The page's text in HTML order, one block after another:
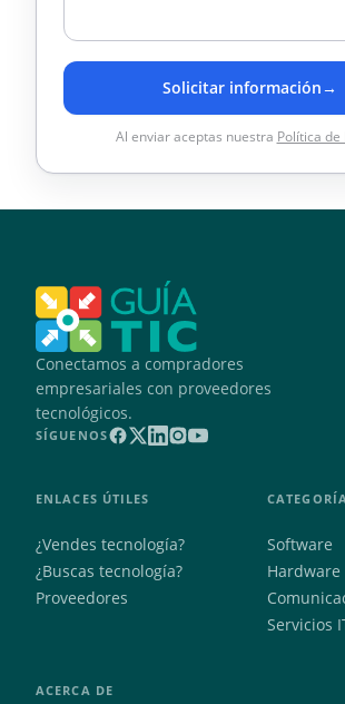
Solicitar información→
Al enviar aceptas nuestra Política de
Conectamos a compradores
empresariales con proveedores
tecnológicos.
SÍGUENOS
ENLACES ÚTILES
¿Vendes tecnología?
¿Buscas tecnología?
Proveedores
Software
Hardware
Servicios
ACERCA DE